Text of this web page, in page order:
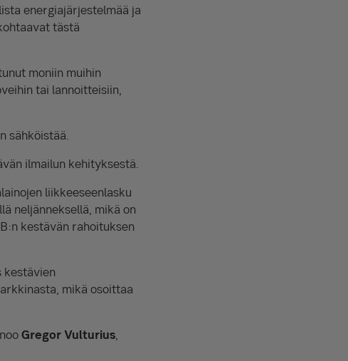
energiajärjestelmää ja
tästä
moniin muihin
tai lannoitteisiin,
sähköistää.
ilmailun kehityksestä.
liikkeeseenlasku
neljänneksellä, mikä on
kestävän rahoituksen
kestävien
mikä osoittaa
Gregor Vulturius,